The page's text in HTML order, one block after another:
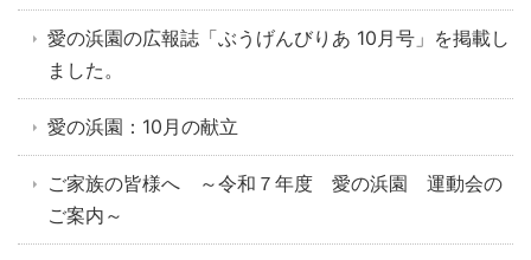
愛の浜園の広報誌「ぶうげんびりあ 10月号」を掲載し
ました。
愛の浜園：10月の献立
ご家族の皆様へ ～令和７年度 愛の浜園 運動会の
ご案内～